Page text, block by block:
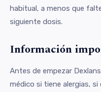
habitual, a menos que
siguiente dosis.
Información
Antes de empezar
médico si tiene alergias,